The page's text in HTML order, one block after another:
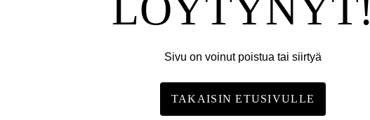
Sivu on voinut poistua tai siirtyä
TAKAISIN ETUSIVULLE